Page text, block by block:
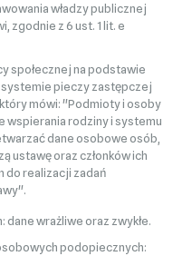
władzy publicznej
zgodnie z 6 ust. 1 lit. e
społecznej na podstawie
pieczy zastępczej
który mówi: "Podmioty i osoby
wspierania rodziny i systemu
dane osobowe osób,
ustawę oraz członków ich
do realizacji zadań
wrażliwe oraz zwykłe.
podopiecznych: